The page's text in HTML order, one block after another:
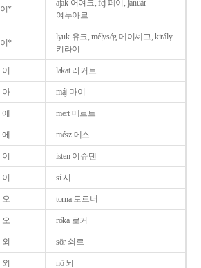
이*
ajak 어여크, fej 페이, január
여누아르
이*
lyuk 유크, mélység 메이셰그, király
키라이
어 lakat 러커트
아 máj 마이
에 mert 메르트
에 mész 메스
이 isten 이슈텐
이 sí 시
오 torna 토르너
오 róka 로커
외 sör 쇠르
외 nő 뇌